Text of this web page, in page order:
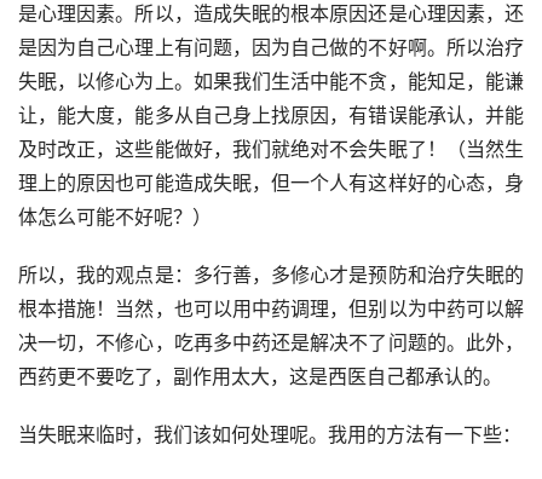
是心理因素。所以，造成失眠的根本原因还是心理因素，还
是因为自己心理上有问题，因为自己做的不好啊。所以治疗
失眠，以修心为上。如果我们生活中能不贪，能知足，能谦
让，能大度，能多从自己身上找原因，有错误能承认，并能
及时改正，这些能做好，我们就绝对不会失眠了！（当然生
理上的原因也可能造成失眠，但一个人有这样好的心态，身
体怎么可能不好呢？）
所以，我的观点是：多行善，多修心才是预防和治疗失眠的
根本措施！当然，也可以用中药调理，但别以为中药可以解
决一切，不修心，吃再多中药还是解决不了问题的。此外，
西药更不要吃了，副作用太大，这是西医自己都承认的。
当失眠来临时，我们该如何处理呢。我用的方法有一下些：